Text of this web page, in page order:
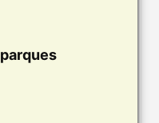
parques